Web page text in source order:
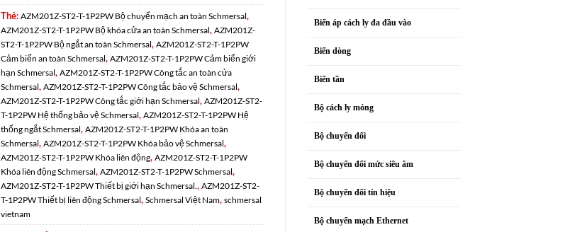
Biến áp cách ly đa đầu vào
Biến dòng
Biến tần
Bộ cách ly mỏng
Bộ chuyển đổi
Bộ chuyển đổi mức siêu âm
Bộ chuyển đổi tín hiệu
Bộ chuyển mạch Ethernet
Thẻ: AZM201Z-ST2-T-1P2PW Bộ chuyển mạch an toàn Schmersal,
AZM201Z-ST2-T-1P2PW Bộ khóa cửa an toàn Schmersal, AZM201Z-
ST2-T-1P2PW Bộ ngắt an toàn Schmersal, AZM201Z-ST2-T-1P2PW
Cảm biến an toàn Schmersal, AZM201Z-ST2-T-1P2PW Cảm biến giới
hạn Schmersal, AZM201Z-ST2-T-1P2PW Công tắc an toàn cửa
Schmersal, AZM201Z-ST2-T-1P2PW Công tắc bảo vệ Schmersal,
AZM201Z-ST2-T-1P2PW Công tắc giới hạn Schmersal, AZM201Z-ST2-
T-1P2PW Hệ thống bảo vệ Schmersal, AZM201Z-ST2-T-1P2PW Hệ
thống ngắt Schmersal, AZM201Z-ST2-T-1P2PW Khóa an toàn
Schmersal, AZM201Z-ST2-T-1P2PW Khóa bảo vệ Schmersal,
AZM201Z-ST2-T-1P2PW Khóa liên động, AZM201Z-ST2-T-1P2PW
Khóa liên động Schmersal, AZM201Z-ST2-T-1P2PW Schmersal,
AZM201Z-ST2-T-1P2PW Thiết bị giới hạn Schmersal. , AZM201Z-ST2-
T-1P2PW Thiết bị liên động Schmersal, Schmersal Việt Nam, schmersal
vietnam